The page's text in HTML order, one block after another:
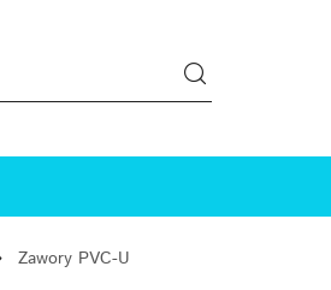
Zawory PVC-U